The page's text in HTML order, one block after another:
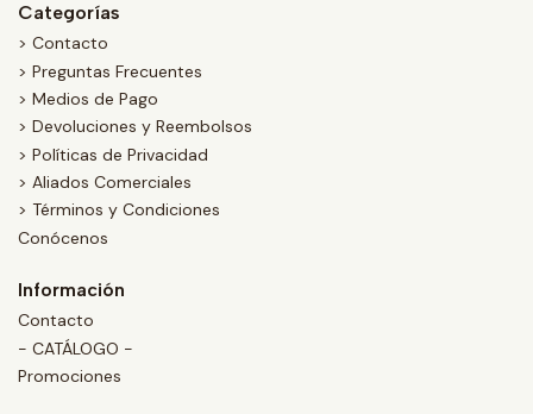
Categorías
> Contacto
> Preguntas Frecuentes
> Medios de Pago
> Devoluciones y Reembolsos
> Políticas de Privacidad
> Aliados Comerciales
> Términos y Condiciones
Conócenos
Información
Contacto
- CATÁLOGO -
Promociones